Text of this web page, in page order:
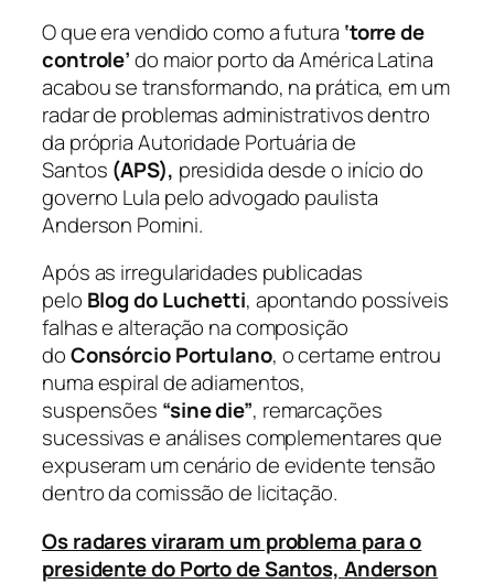
O que era vendido como a futura ‘torre de
controle’do maior porto da América Latina
acabou se transformando, na prática, em um
radar de problemas administrativos dentro
da própria Autoridade Portuária de
Santos (APS), presidida desde o início do
governo Lula pelo advogado paulista
Anderson Pomini.
Após as irregularidades publicadas
pelo Blog do Luchetti, apontando possíveis
falhas e alteração na composição
doConsórcio Portulano, o certame entrou
numa espiral de adiamentos,
suspensões “sine die”, remarcações
sucessivas e análises complementares que
expuseram um cenário de evidente tensão
dentro da comissão de licitação.
Os radares viraram um problema para o
presidente do Porto de Santos, Anderson